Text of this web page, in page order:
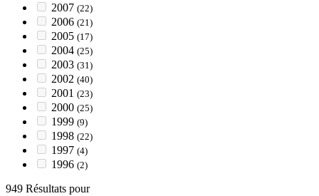
2007 (22)
2006 (21)
2005 (17)
2004 (25)
2003 (31)
2002 (40)
2001 (23)
2000 (25)
1999 (9)
1998 (22)
1997 (4)
1996 (2)
949 Résultats pour